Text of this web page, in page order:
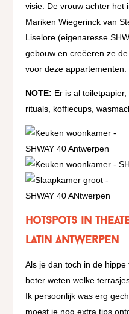
visie. De vrouw achter het
Mariken Wiegerinck van
Liselore (eigenaresse
gebouw en creëeren ze
voor deze appartementen.
NOTE: Er is al
rituals, koffiecups,
Hotspots in
Latin Antwerpen
Als je dan toch in de
beter weten welke
Ik persoonlijk was erg
moest je nog extra tips